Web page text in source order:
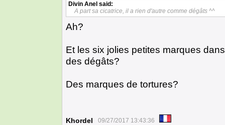
Divin Anel said:
A part sa cicatrice, il a rien d'autre comme dégâts ^^
Ah?
Et les six jolies petites marques
des dégâts?
Des marques de tortures?
Khordel 09/27/2017 13:43:36